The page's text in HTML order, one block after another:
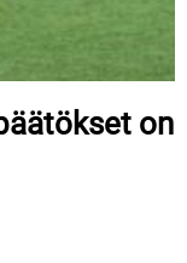
on